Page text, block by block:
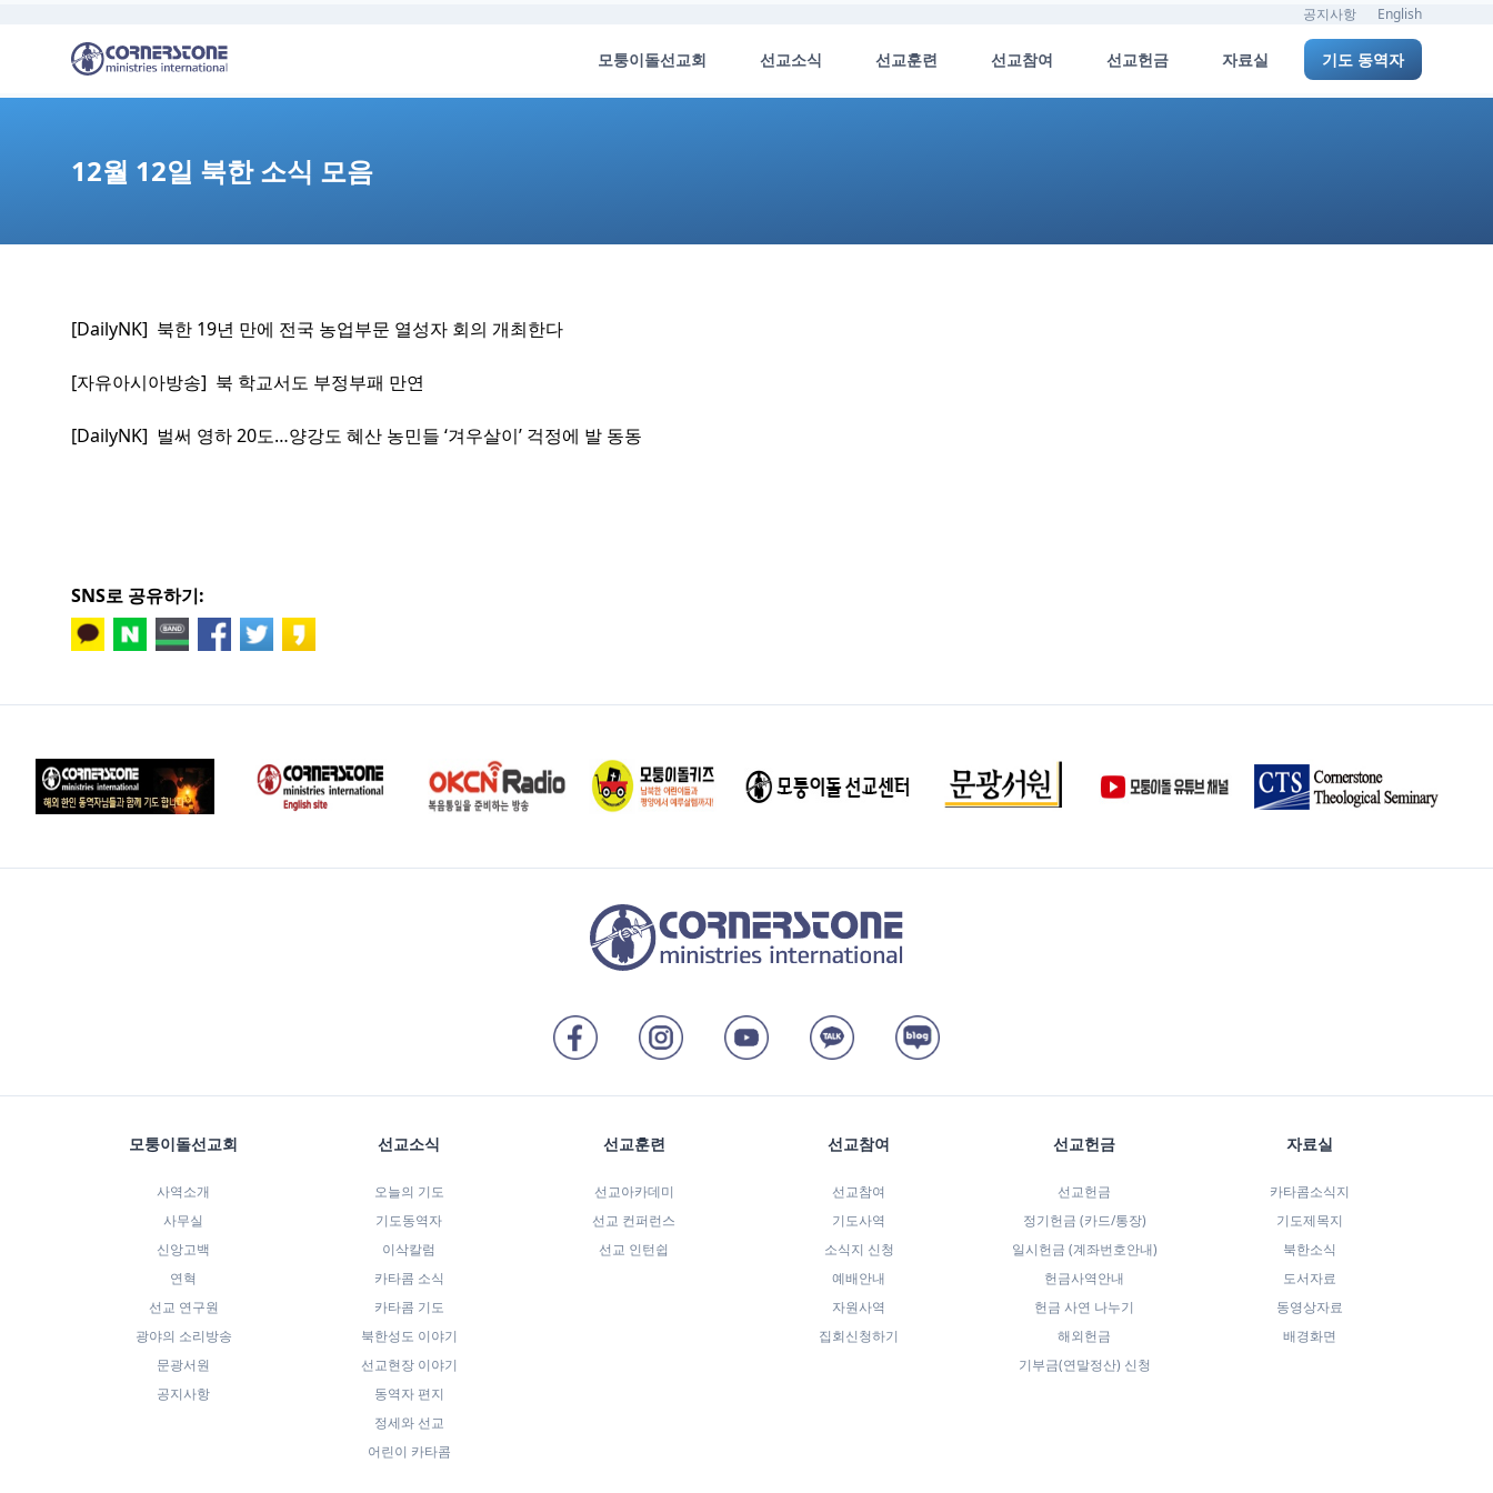
공지사항 English
모퉁이돌선교회 선교소식 선교훈련 선교참여 선교헌금 자료실 기도 동역자
12월 12일 북한 소식 모음
[DailyNK] 북한 19년 만에 전국 농업부문 열성자 회의 개최한다
[자유아시아방송] 북 학교서도 부정부패 만연
[DailyNK] 벌써 영하 20도…양강도 혜산 농민들 ‘겨우살이’ 걱정에 발 동동
SNS로 공유하기:
모퉁이돌선교회
사역소개
사무실
신앙고백
연혁
선교 연구원
광야의 소리방송
문광서원
공지사항
선교소식
오늘의 기도
기도동역자
이삭칼럼
카타콤 소식
카타콤 기도
북한성도 이야기
선교현장 이야기
동역자 편지
정세와 선교
어린이 카타콤
선교훈련
선교아카데미
선교 컨퍼런스
선교 인턴쉽
선교참여
선교참여
기도사역
소식지 신청
예배안내
자원사역
집회신청하기
선교헌금
선교헌금
정기헌금 (카드/통장)
일시헌금 (계좌번호안내)
헌금사역안내
헌금 사연 나누기
해외헌금
기부금(연말정산) 신청
자료실
카타콤소식지
기도제목지
북한소식
도서자료
동영상자료
배경화면